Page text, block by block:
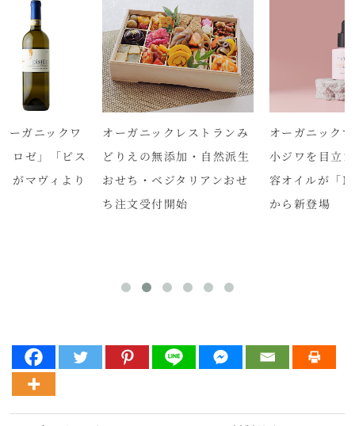
ーガニックワ
ロゼ」「ピス
がマヴィより
オーガニックレストランみ
どりえの無添加・自然派生
おせち・ベジタリアンおせ
ち注文受付開始
オーガニック
小ジワを目立
容オイルが「
から新登場